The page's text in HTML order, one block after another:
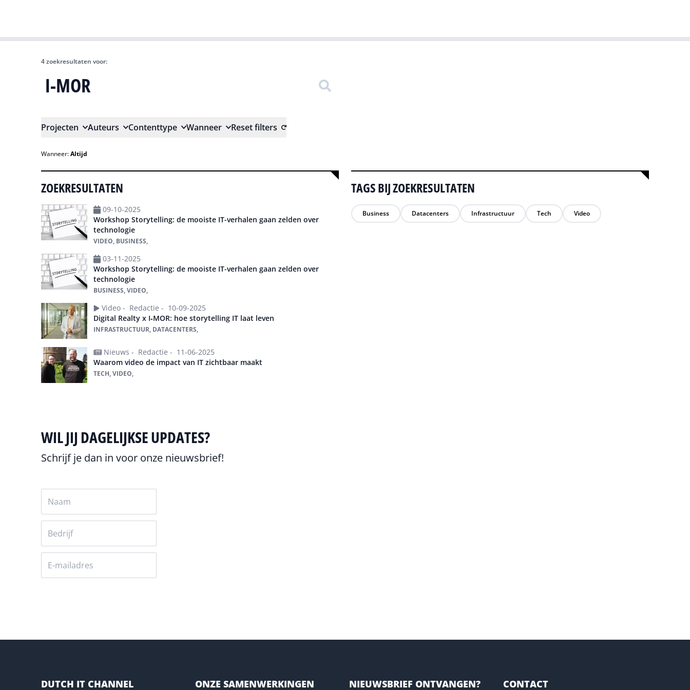
4 zoekresultaten voor:
Projecten Auteurs Contenttype Wanneer Reset filters
Wanneer:Altijd
ZOEKRESULTATEN
09-10-2025
Workshop Storytelling: de mooiste IT-verhalen gaan zelden over
technologie
VIDEO, BUSINESS,
03-11-2025
Workshop Storytelling: de mooiste IT-verhalen gaan zelden over
technologie
BUSINESS, VIDEO,
Video - Redactie - 10-09-2025
Digital Realty x I‑MOR: hoe storytelling IT laat leven
INFRASTRUCTUUR, DATACENTERS,
Nieuws - Redactie - 11-06-2025
Waarom video de impact van IT zichtbaar maakt
TECH, VIDEO,
TAGS BIJ ZOEKRESULTATEN
Business Datacenters Infrastructuur Tech Video
WIL JIJ DAGELIJKSE UPDATES?
Schrijf je dan in voor onze nieuwsbrief!
DUTCH IT CHANNEL ONZE SAMENWERKINGEN NIEUWSBRIEF ONTVANGEN? CONTACT